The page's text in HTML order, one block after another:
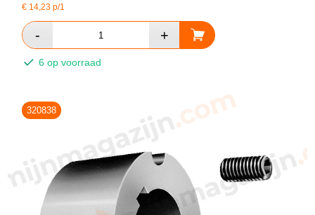
€ 14,23 p/1
6 op voorraad
320838